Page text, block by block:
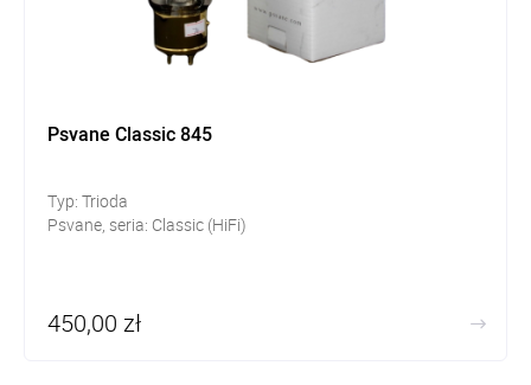
Psvane Classic 845
Typ: Trioda
Psvane, seria: Classic (HiFi)
450,00 zł